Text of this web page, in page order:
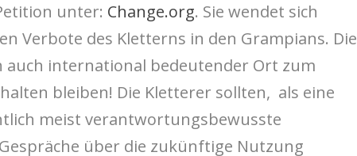
unter: Change.org. Sie wendet sich
Verbote des Kletterns in den Grampians. Die
auch international bedeutender Ort zum
bleiben! Die Kletterer sollten, als eine
meist verantwortungsbewusste
über die zukünftige Nutzung